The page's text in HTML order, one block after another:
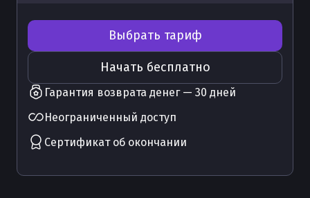
Выбрать тариф
Начать бесплатно
Гарантия возврата денег — 30 дней
Неограниченный доступ
Сертификат об окончании